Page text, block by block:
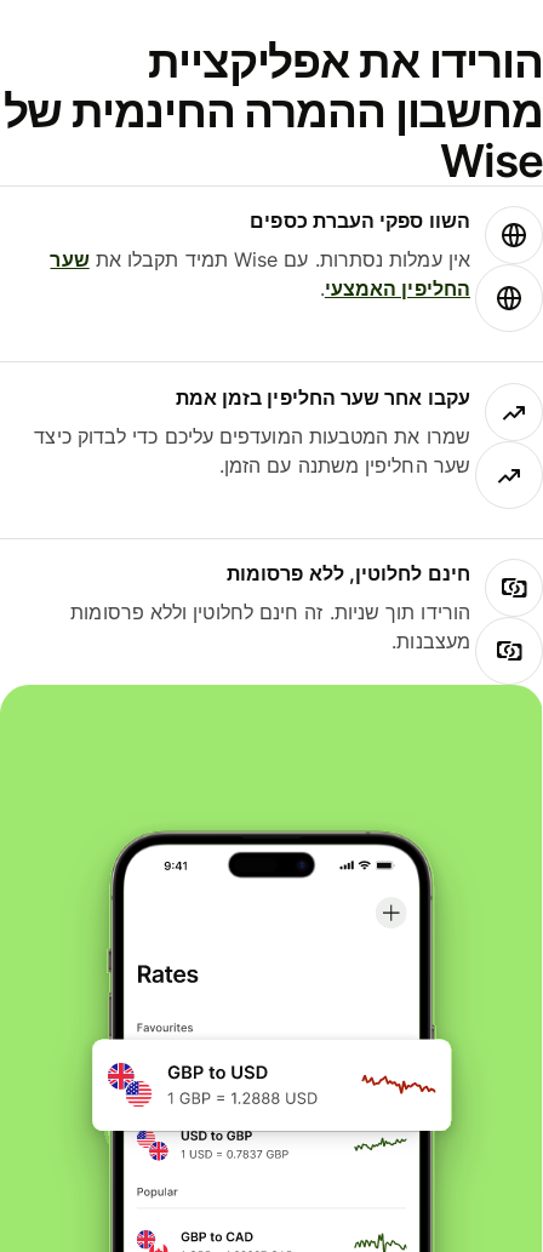
את אפליקציית
ההמרה החינמית של
השוו ספקי העברת כספים
אין עמלות נסתרות. עם Wise תמיד תקבלו את
שער
החליפין האמצעי.
עקבו אחר שער החליפין בזמן אמת
שמרו את המטבעות המועדפים עליכם כדי לבדוק כיצד
שער החליפין משתנה עם הזמן.
חינם לחלוטין, ללא פרסומות
הורידו תוך שניות. זה חינם לחלוטין וללא פרסומות
מעצבנות.